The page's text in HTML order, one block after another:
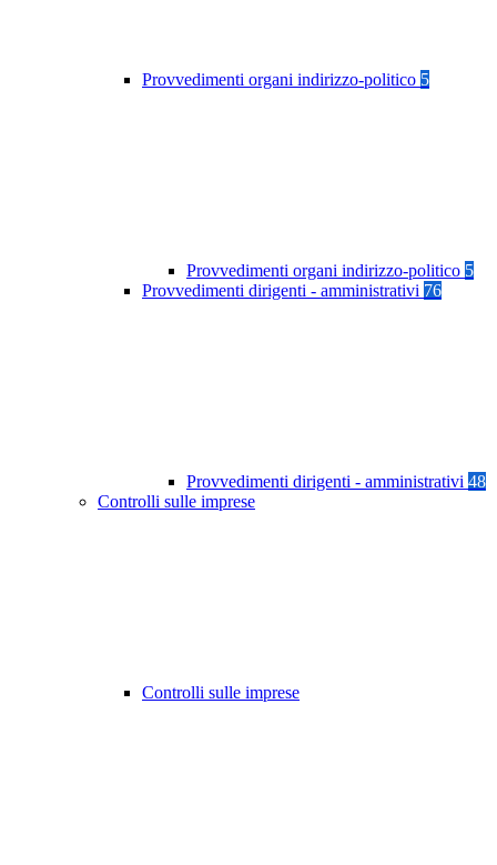
Provvedimenti organi indirizzo-politico 5
Provvedimenti organi indirizzo-politico 5
Provvedimenti dirigenti - amministrativi 76
Provvedimenti dirigenti - amministrativi 48
Controlli sulle imprese
Controlli sulle imprese